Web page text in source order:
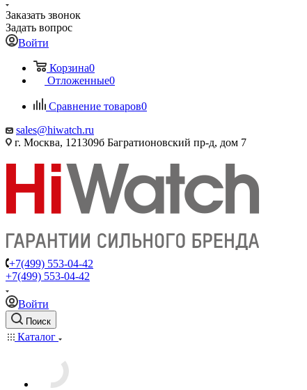
Заказать звонок
Задать вопрос
Войти
Корзина0
Отложенные0
Сравнение товаров0
sales@hiwatch.ru
г. Москва, 121309б Багратионовский пр-д, дом 7
+7(499) 553-04-42
+7(499) 553-04-42
Войти
Поиск
Каталог